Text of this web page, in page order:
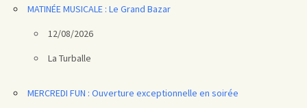
MATINÉE MUSICALE : Le Grand Bazar
12/08/2026
La Turballe
MERCREDI FUN : Ouverture exceptionnelle en soirée